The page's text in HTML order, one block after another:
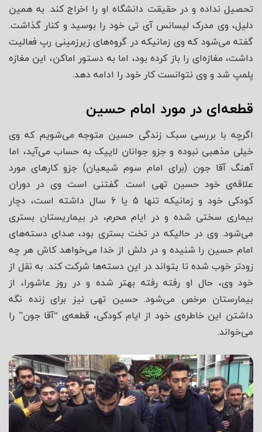
تحصیل نداده و در حقیقت دانشگاه او را اخراج کند. به همین
دلیل، وی مدرک لیسانس آی تی خود را بوسید و کنار گذاشت.
گفته می‌شود که وی زمانیکه در گروه‌های زیرزمینی رپ فعالیت
داشت، مغازه‌ای را باز کرده بود، اما به دستور اماکن، این مغازه
پلمپ شد و وی نتوانست کار خود را ادامه دهد.
قطعه‌ای در مورد امام حسین
اگرچه با بررسی سبک زندگی حسین متوجه می‌شویم که وی
خیلی مذهبی نبوده و جزو جوانان لاییک به حساب می‌آید، اما
آهنگ آقا جون (برای امام سوم شیعیان) جزو کارهای مورد
علاقه‌ی خود حسین تهی است. گفتنی است وی در دوران
کودکی خود و زمانیکه تنها 5 یا 6 سال داشته است، دچار
بیماری سختی شده و در ایام محرم، در بیماریستان بستری
می‌شود. وی در حالیکه در تخت بستری بود، صدای دسته‌های
امام حسین را شنیده و در دلش از خدا می‌خواهد کاش هر چه
زودتر خوب شده تا بتواند در این دسته‌ها شرکت کند. به نقل از
خود وی، حال او رفته رفته بهتر شده و در روز عاشورا، از
بیمارستان مرخص می‌شود. حسین تهی نیز برای زنده نگه
داشتن این خاطره‌ی خود از ایام کودکی، قطعه‌ی “آقا جون” را
می‌خواند.